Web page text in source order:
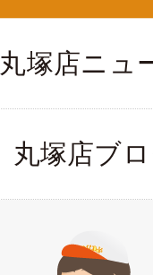
丸塚店ニュ
丸塚店ブ